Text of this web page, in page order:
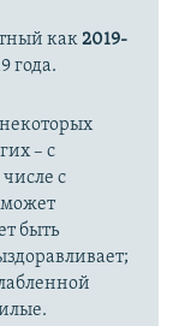
как2019-
года.
– с
с
быть